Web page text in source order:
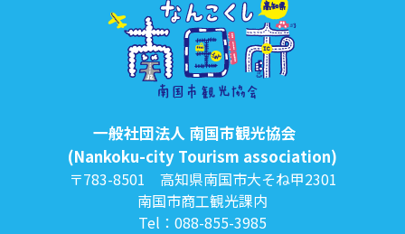
一般社団法人 南国市観光協会
(Nankoku-city Tourism association)
〒783-8501 高知県南国市大そね甲2301
南国市商工観光課内
Tel：088-855-3985